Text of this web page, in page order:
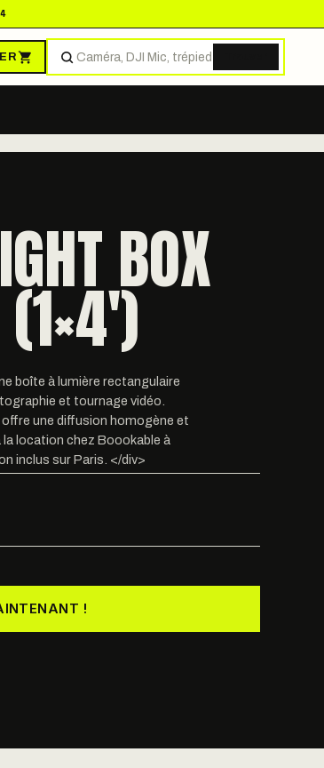
BOX
boîte à lumière rectangulaire
et tournage vidéo.
une diffusion homogène et
la location chez Boookable à
inclus sur Paris. </div>
!